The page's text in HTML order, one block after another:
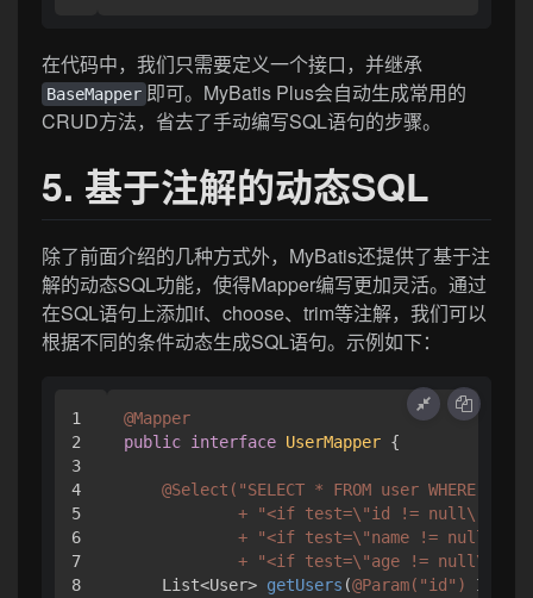
在代码中，我们只需要定义一个接口，并继承
BaseMapper 即可。MyBatis Plus会自动生成常用的
CRUD方法，省去了手动编写SQL语句的步骤。
5. 基于注解的动态SQL
除了前面介绍的几种方式外，MyBatis还提供了基于注
解的动态SQL功能，使得Mapper编写更加灵活。通过
在SQL语句上添加if、choose、trim等注解，我们可以
根据不同的条件动态生成SQL语句。示例如下：
1
2
3
4
5
6
7
8
@Mapper
public interface UserMapper {
@Select("SELECT * FROM user WHERE 1=1"
+ "<if test=\"id != null\">
+ "<if test=\"name != null\">
+ "<if test=\"age != null\">
    List<User>
getUsers (@Param("id")